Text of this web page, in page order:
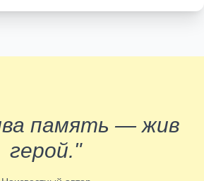
память — жив
герой."